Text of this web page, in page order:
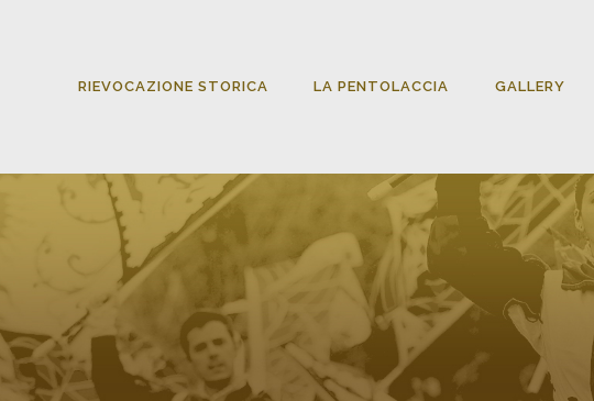
RIEVOCAZIONE STORICA LA PENTOLACCIA GALLERY
NE STORICA
PENTOLACCI
A
GALLERY
MULTIMEDIA
BENETUTTI